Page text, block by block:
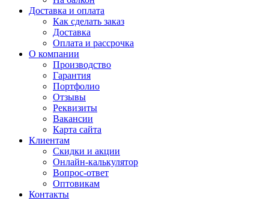
Доставка и оплата
Как сделать заказ
Доставка
Оплата и рассрочка
О компании
Производство
Гарантия
Портфолио
Отзывы
Реквизиты
Вакансии
Карта сайта
Клиентам
Скидки и акции
Онлайн-калькулятор
Вопрос-ответ
Оптовикам
Контакты